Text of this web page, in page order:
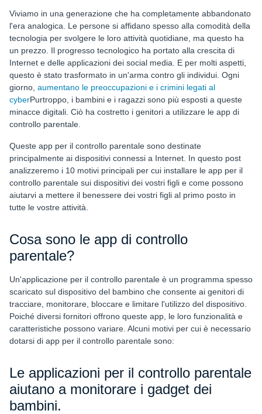
Viviamo in una generazione che ha completamente abbandonato
l'era analogica. Le persone si affidano spesso alla comodità della
tecnologia per svolgere le loro attività quotidiane, ma questo ha
un prezzo. Il progresso tecnologico ha portato alla crescita di
Internet e delle applicazioni dei social media. E per molti aspetti,
questo è stato trasformato in un'arma contro gli individui. Ogni
giorno, aumentano le preoccupazioni e i crimini legati al
cyberPurtroppo, i bambini e i ragazzi sono più esposti a queste
minacce digitali. Ciò ha costretto i genitori a utilizzare le app di
controllo parentale.
Queste app per il controllo parentale sono destinate
principalmente ai dispositivi connessi a Internet. In questo post
analizzeremo i 10 motivi principali per cui installare le app per il
controllo parentale sui dispositivi dei vostri figli e come possono
aiutarvi a mettere il benessere dei vostri figli al primo posto in
tutte le vostre attività.
Cosa sono le app di controllo
parentale?
Un'applicazione per il controllo parentale è un programma spesso
scaricato sul dispositivo del bambino che consente ai genitori di
tracciare, monitorare, bloccare e limitare l'utilizzo del dispositivo.
Poiché diversi fornitori offrono queste app, le loro funzionalità e
caratteristiche possono variare. Alcuni motivi per cui è necessario
dotarsi di app per il controllo parentale sono:
Le applicazioni per il controllo parentale
aiutano a monitorare i gadget dei
bambini.
Le app di controllo parentale devono essere configurabili
uMobix - La migliore app per il controllo parentale che si possa
Parole finali
FAQ